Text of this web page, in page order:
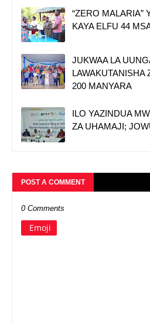
“ZERO MALARIA”
KAYA ELFU 44
JUKWAA LA
LAWAKUTANISHA
200 MANYARA
ILO YAZINDUA
ZA UHAMAJI;
POST A COMMENT
0 Comments
Emoji